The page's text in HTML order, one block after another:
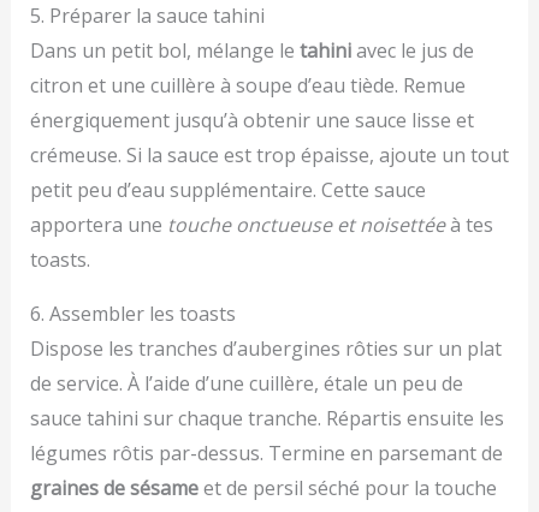
5. Préparer la sauce tahini
Dans un petit bol, mélange le tahiniavec le jus de
citron et une cuillère à soupe d’eau tiède. Remue
énergiquement jusqu’à obtenir une sauce lisse et
crémeuse. Si la sauce est trop épaisse, ajoute un tout
petit peu d’eau supplémentaire. Cette sauce
apportera une touche onctueuse et noisettéeà tes
toasts.
6. Assembler les toasts
Dispose les tranches d’aubergines rôties sur un plat
de service. À l’aide d’une cuillère, étale un peu de
sauce tahini sur chaque tranche. Répartis ensuite les
légumes rôtis par-dessus. Termine en parsemant de
graines de sésameet de persil séché pour la touche